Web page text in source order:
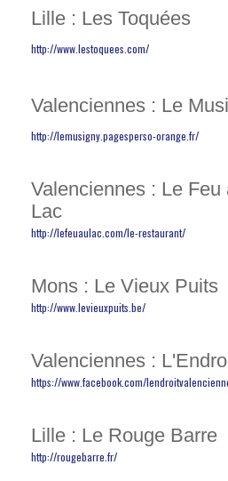
Lille : Les Toquées
http://www.lestoquees.com/
Valenciennes : Le
http://lemusigny.pagesperso-orange.fr/
Valenciennes : Le Feu
Lac
http://lefeuaulac.com/le-restaurant/
Mons : Le Vieux Puits
http://www.levieuxpuits.be/
Valenciennes :
https://www.facebook.com/
Lille : Le Rouge Barre
http://rougebarre.fr/